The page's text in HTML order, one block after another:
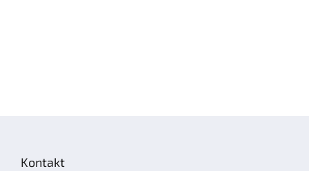
Kontakt